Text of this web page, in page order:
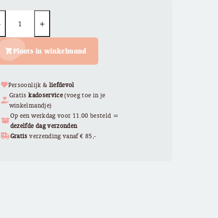
Plaats in winkelmand
Persoonlijk & liefdevol
Gratiskadoservice(voeg toe in je
winkelmandje)
Op een werkdag voor 11.00 besteld =
dezelfde dag verzonden
Gratis verzending vanaf € 85,-